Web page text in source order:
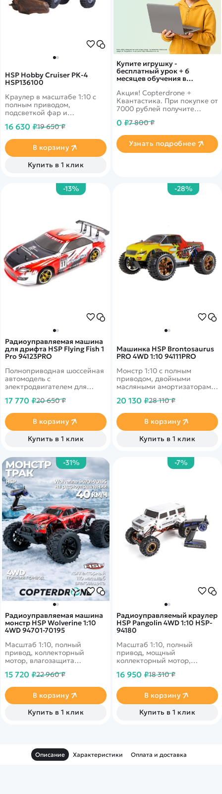
Купите игрушку -
бесплатный урок + 6
месяцев обучения в
Акция! Copterdrone +
Квантастика. При покупке от
7000 рублей получите
нашего партнера
0 ₽7 800 ₽
Узнать подробнее
HSP Hobby Cruiser РК-4
HSP136100
Краулер в масштабе 1:10 с
полным приводом,
подсветкой фар и
корпусом.
16 630 ₽19 650 ₽
В корзину
Купить в 1 клик
-13%
Радиоуправляемая машина
для дрифта HSP Flying Fish 1
Pro 94123PRO
Полноприводная шоссейная
автомодель с
электродвигателем для
управляемость
17 770 ₽20 650 ₽
В корзину
Купить в 1 клик
-28%
Машинка HSP Brontosaurus
PRO 4WD 1:10 94111PRO
Монстр 1:10 с полным
приводом, двойными
масляными амортизаторами
до 50 км/ч.
20 130 ₽28 110 ₽
В корзину
Купить в 1 клик
-31%
Радиоуправляемая машина
монстр HSP Wolverine 1:10
4WD 94701-70195
Масштаб 1:10, полный
привод, коллекторный
мотор, влагозащита
амортизаторы, новое шасси,
15 720 ₽22 960 ₽
В корзину
Купить в 1 клик
-7%
Радиоуправляемый краулер
HSP Pangolin 4WD 1:10 HSP-
94180
Масштаб 1:10, полный
привод, мощный
коллекторный мотор,
скорость до 30 км/ч, 15-20
16 950 ₽18 310 ₽
В корзину
Купить в 1 клик
Описание Характеристики Оплата и доставка